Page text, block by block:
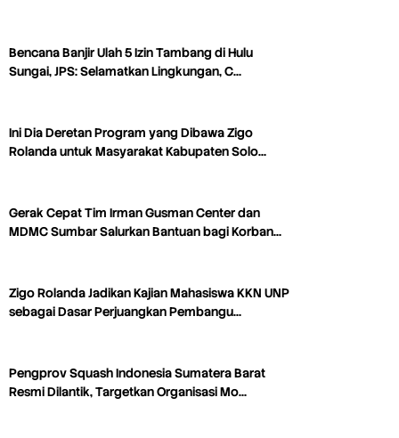
Bencana Banjir Ulah 5 Izin Tambang di Hulu
Sungai, JPS: Selamatkan Lingkungan, C…
Ini Dia Deretan Program yang Dibawa Zigo
Rolanda untuk Masyarakat Kabupaten Solo…
Gerak Cepat Tim Irman Gusman Center dan
MDMC Sumbar Salurkan Bantuan bagi Korban…
Zigo Rolanda Jadikan Kajian Mahasiswa KKN UNP
sebagai Dasar Perjuangkan Pembangu…
Pengprov Squash Indonesia Sumatera Barat
Resmi Dilantik, Targetkan Organisasi Mo…